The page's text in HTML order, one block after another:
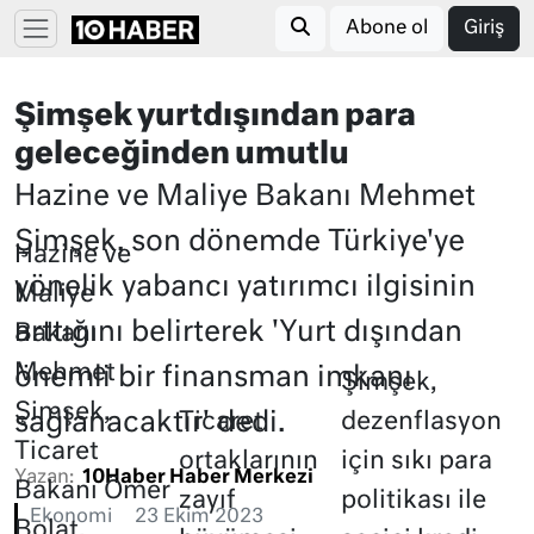
Abone ol Giriş
Şimşek yurtdışından para
geleceğinden umutlu
Hazine ve Maliye Bakanı Mehmet
Şimşek, son dönemde Türkiye'ye
yönelik yabancı yatırımcı ilgisinin
arttığını belirterek 'Yurt dışından
önemli bir finansman imkanı
sağlanacaktır' dedi.
Yazan: 10Haber Haber Merkezi
Ekonomi 23 Ekim 2023
Hazine ve
Maliye
Bakanı
Mehmet
Şimşek,
Ticaret
Bakanı Ömer
Ticaret
ortaklarının
zayıf
Şimşek,
dezenflasyon
için sıkı para
politikası ile